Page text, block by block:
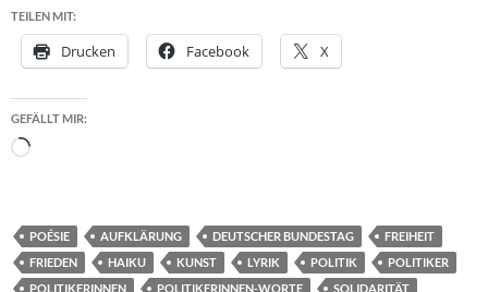
TEILEN MIT:
Drucken Facebook X
GEFÄLLT MIR:
Wird
POÉSIE AUFKLÄRUNG DEUTSCHER BUNDESTAG
FREIHEIT
FRIEDEN
HAIKU KUNST LYRIK POLITIK
POLITIKER
POLITIKERINNEN
POLITIKERINNEN-WORTE
SOLIDARITÄT